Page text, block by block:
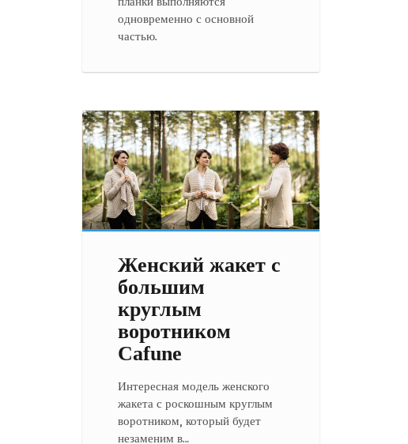
планки выполняются
одновременно с основной
частью.
Женский жакет с
большим
круглым
воротником
Cafune
Интересная модель женского
жакета с роскошным круглым
воротником, который будет
незаменим в…